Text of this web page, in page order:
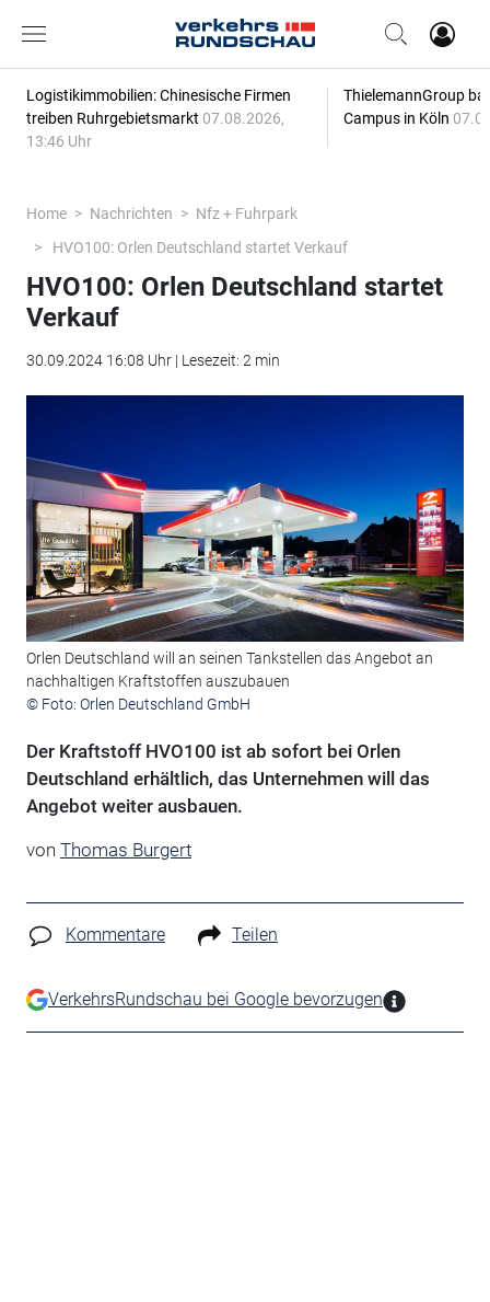
Logistikimmobilien: Chinesische Firmen
treiben Ruhrgebietsmarkt 07.08.2026,
13:46 Uhr
ThielemannGroup
Campus in Köln
Home Nachrichten
Nfz + Fuhrpark
HVO100: Orlen Deutschland startet Verkauf
HVO100: Orlen Deutschland startet
Verkauf
30.09.2024 16:08 Uhr | Lesezeit: 2 min
Orlen Deutschland will an seinen Tankstellen das Angebot an
nachhaltigen Kraftstoffen auszubauen
© Foto: Orlen Deutschland GmbH
Der Kraftstoff HVO100 ist ab sofort bei Orlen
Deutschland erhältlich, das Unternehmen will das
Angebot weiter ausbauen.
von Thomas Burgert
Kommentare Teilen
VerkehrsRundschau bei Google bevorzugen